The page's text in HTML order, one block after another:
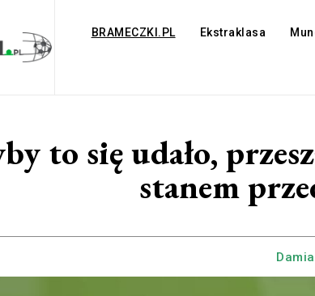
BRAMECZKI.PL Ekstraklasa
to się udało,
stanem